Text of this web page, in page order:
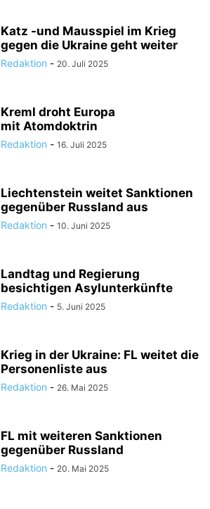
Katz -und Mausspiel im Krieg
gegen die Ukraine geht weiter
Redaktion - 20. Juli 2025
Kreml droht Europa
mit Atomdoktrin
Redaktion - 16. Juli 2025
Liechtenstein weitet Sanktionen
gegenüber Russland aus
Redaktion - 10. Juni 2025
Landtag und Regierung
besichtigen Asylunterkünfte
Redaktion - 5. Juni 2025
Krieg in der Ukraine: FL weitet die
Personenliste aus
Redaktion - 26. Mai 2025
FL mit weiteren Sanktionen
gegenüber Russland
Redaktion - 20. Mai 2025